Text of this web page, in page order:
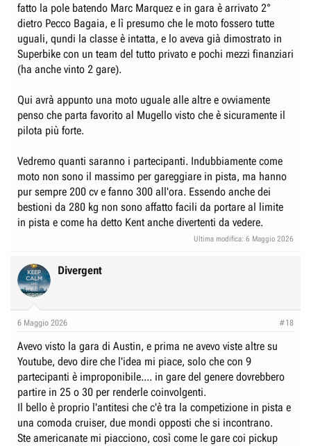
fatto la pole batendo Marc Marquez e in gara è arrivato 2°
dietro Pecco Bagaia, e lì presumo che le moto fossero tutte
uguali, qundi la classe è intatta, e lo aveva già dimostrato in
Superbike con un team del tutto privato e pochi mezzi finanziari
(ha anche vinto 2 gare).
Qui avrà appunto una moto uguale alle altre e ovviamente
penso che parta favorito al Mugello visto che è sicuramente il
pilota più forte.
Vedremo quanti saranno i partecipanti. Indubbiamente come
moto non sono il massimo per gareggiare in pista, ma hanno
pur sempre 200 cv e fanno 300 all'ora. Essendo anche dei
bestioni da 280 kg non sono affatto facili da portare al limite
in pista e come ha detto Kent anche divertenti da vedere.
Ultima modifica: 6 Maggio 2026
Divergent
6 Maggio 2026 #18
Avevo visto la gara di Austin, e prima ne avevo viste altre su
Youtube, devo dire che l'idea mi piace, solo che con 9
partecipanti è improponibile.... in gare del genere dovrebbero
partire in 25 o 30 per renderle coinvolgenti.
Il bello è proprio l'antitesi che c'è tra la competizione in pista e
una comoda cruiser, due mondi opposti che si incontrano.
Ste americanate mi piacciono, così come le gare coi pickup